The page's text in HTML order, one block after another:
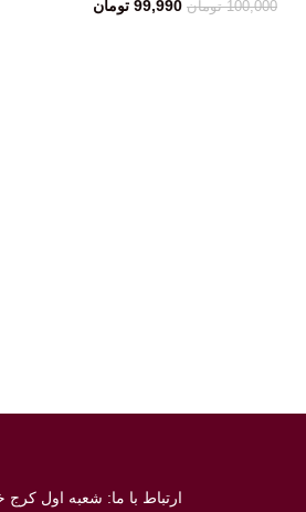
100,000 تومان 99,990 تومان
ارتباط با ما: شعبه اول